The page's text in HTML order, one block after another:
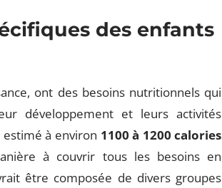
des enfants
ont des besoins nutritionnels qui
développement et leurs activités
à environ 1100 à 1200 calories
à couvrir tous les besoins en
être composée de divers groupes